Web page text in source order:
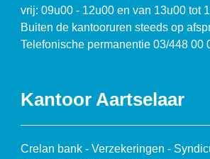
vrij: 09u00 - 12u00 en van 13u00 tot
Buiten de kantooruren steeds op
Telefonische permanentie 03/448 00
Kantoor Aartselaar
Crelan bank - Verzekeringen -